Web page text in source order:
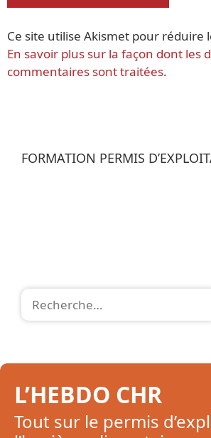
Ce site utilise Akismet pour réduire
En savoir plus sur la façon dont les
commentaires sont traitées.
FORMATION PERMIS
L’HEBDO CHR
Tout sur le permis